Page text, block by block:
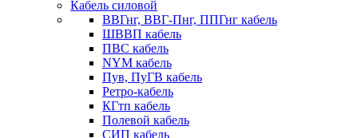
Кабель силовой
ВВГнг, ВВГ-Пнг, ППГнг кабель
ШВВП кабель
ПВС кабель
NYM кабель
Пув, ПуГВ кабель
Ретро-кабель
КГтп кабель
Полевой кабель
СИП кабель